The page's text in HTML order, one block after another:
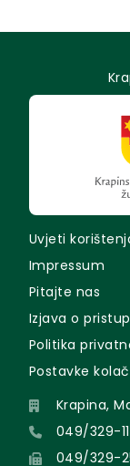
Uvjeti
Impressum
Pitajte nas
Izjava o
Politika
Postavke
Krapina,
049/329-
049/329-